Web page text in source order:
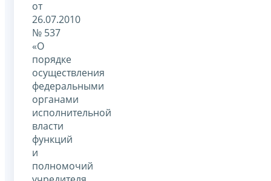
от
26.07.2010
№ 537
«О
порядке
осуществления
федеральными
органами
исполнительной
власти
функций
и
полномочий